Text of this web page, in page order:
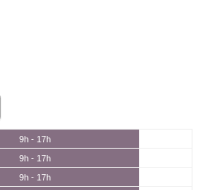
9h - 17h
9h - 17h
9h - 17h